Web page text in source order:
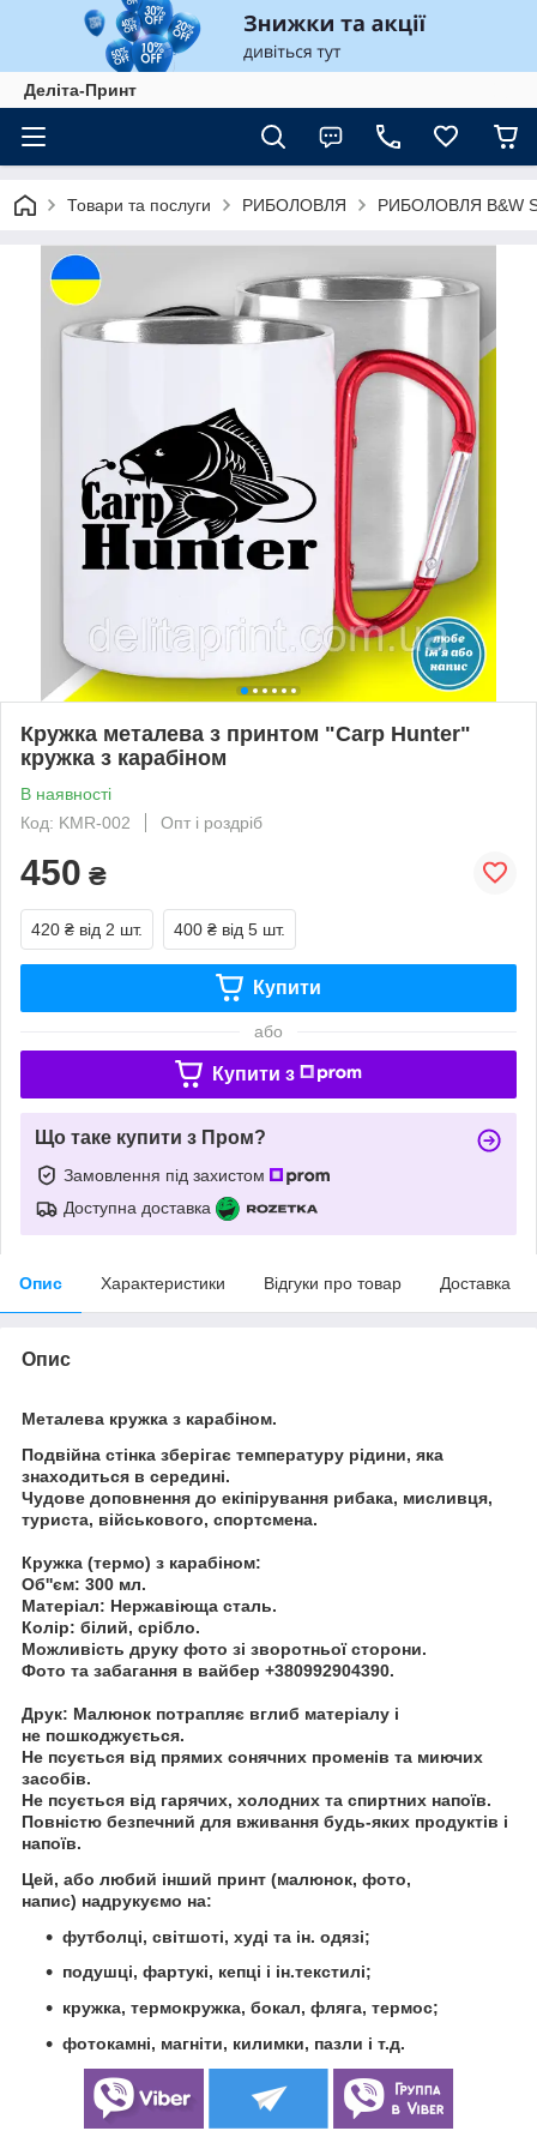
Деліта-Принт
Товари та послуги РИБОЛОВЛЯ РИБОЛОВЛЯ B&W
Кружка металева з принтом "Carp Hunter"
кружка з карабіном
В наявності
Код: KMR-002
Опт і роздріб
450 ₴
420 ₴ від 2 шт. 400 ₴ від 5 шт.
Купити
або
Купити з
Що таке купити з Пром?
Замовлення під захистом
Доступна доставка
Опис Характеристики Відгуки про товар Доставка
Опис
Металева кружка з карабіном.
Подвійна стінка зберігає температуру рідини, яка
знаходиться в середині.
Чудове доповнення до екіпірування рибака, мисливця,
туриста, військового, спортсмена.
Кружка (термо) з карабіном:
Об''єм: 300 мл.
Матеріал: Нержавіюща сталь.
Колір: білий, срібло.
Можливість друку фото зі зворотньої сторони.
Фото та забагання в вайбер +380992904390.
Друк: Малюнок потрапляє вглиб матеріалу і
не пошкоджується.
Не псується від прямих сонячних променів та миючих
засобів.
Не псується від гарячих, холодних та спиртних напоїв.
Повністю безпечний для вживання будь-яких продуктів і
напоїв.
Цей, або любий інший принт (малюнок, фото,
напис) надрукуємо на:
футболці, світшоті, худі та ін. одязі;
подушці, фартукі, кепці і ін.текстилі;
кружка, термокружка, бокал, фляга, термос;
фотокамні, магніти, килимки, пазли і т.д.